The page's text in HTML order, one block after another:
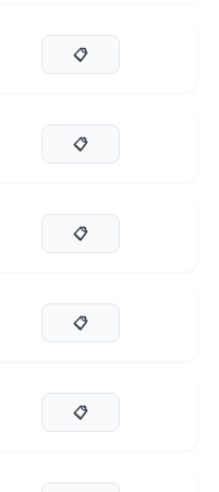
📋
📋
📋
📋
📋